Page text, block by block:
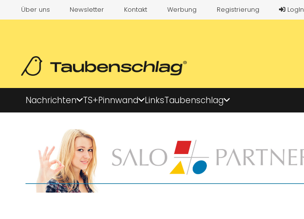
Über uns Newsletter Kontakt Werbung Registrierung LogIn
Nachrichten TS+Pinnwand LinksTaubenschlag